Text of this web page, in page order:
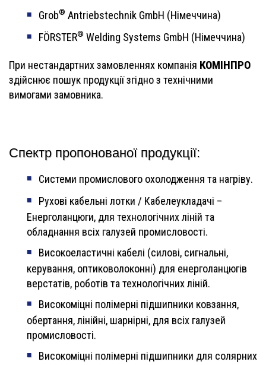
Grob® Antriebstechnik GmbH (Німеччина)
FÖRSTER® Welding Systems GmbH (Німеччина)
При нестандартних замовленнях компанія КОМІНПРО
здійснює пошук продукції згідно з технічними
вимогами замовника.
Спектр пропонованої продукції:
Системи промислового охолодження та нагріву.
Рухові кабельні лотки / Кабелеукладачі –
Енерголанцюги, для технологічних ліній та
обладнання всіх галузей промисловості.
Високоеластичні кабелі (силові, сигнальні,
керування, оптиковолоконні) для енерголанцюгів
верстатів, роботів та технологічних ліній.
Високоміцні полімерні підшипники ковзання,
обертання, лінійні, шарнірні, для всіх галузей
промисловості.
Високоміцні полімерні підшипники для солярних